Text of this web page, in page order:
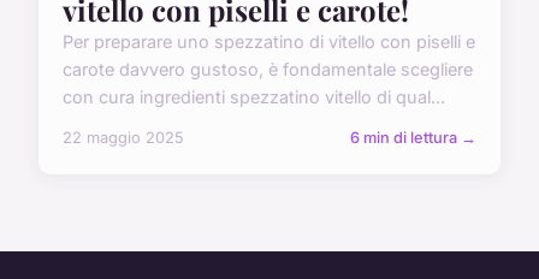
vitello con piselli e carote!
Per preparare uno spezzatino di vitello con piselli e
carote davvero gustoso, è fondamentale scegliere
con cura ingredienti spezzatino vitello di qual...
22 maggio 2025 6 min di lettura →